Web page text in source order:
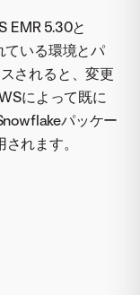
EMR 5.30と
ている環境とパ
されると、変更
によって既に
パッケー
れます。